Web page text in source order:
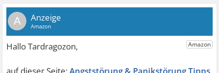
A
Angststörung & Panikstörung Tipps